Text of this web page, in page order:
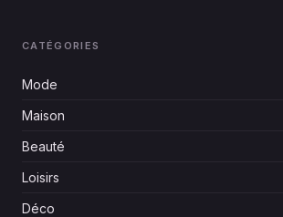
CATÉGORIES
Mode
Maison
Beauté
Loisirs
Déco